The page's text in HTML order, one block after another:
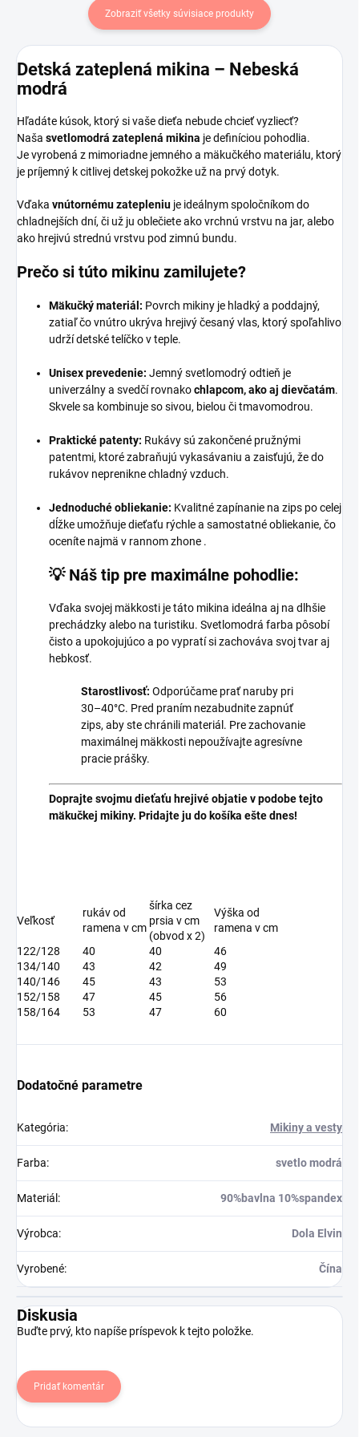
Zobraziť všetky súvisiace produkty
Detská zateplená mikina – Nebeská
modrá
Hľadáte kúsok, ktorý si vaše dieťa nebude chcieť vyzliecť?
Naša svetlomodrá zateplená mikina je definíciou pohodlia.
Je vyrobená z mimoriadne jemného a mäkučkého materiálu, ktorý
je príjemný k citlivej detskej pokožke už na prvý dotyk.
Vďaka vnútornému zatepleniu je ideálnym spoločníkom do
chladnejších dní, či už ju oblečiete ako vrchnú vrstvu na jar, alebo
ako hrejivú strednú vrstvu pod zimnú bundu.
Prečo si túto mikinu zamilujete?
Mäkučký materiál: Povrch mikiny je hladký a poddajný,
zatiaľ čo vnútro ukrýva hrejivý česaný vlas, ktorý spoľahlivo
udrží detské telíčko v teple.
Unisex prevedenie: Jemný svetlomodrý odtieň je
univerzálny a svedčí rovnakochlapcom, ako aj dievčatám.
Skvele sa kombinuje so sivou, bielou či tmavomodrou.
Praktické patenty: Rukávy sú zakončené pružnými
patentmi, ktoré zabraňujú vykasávaniu a zaisťujú, že do
rukávov neprenikne chladný vzduch.
Jednoduché obliekanie: Kvalitné zapínanie na zips po celej
dĺžke umožňuje dieťaťu rýchle a samostatné obliekanie, čo
oceníte najmä v rannom zhone .
💡 Náš tip pre maximálne pohodlie:
Vďaka svojej mäkkosti je táto mikina ideálna aj na dlhšie
prechádzky alebo na turistiku. Svetlomodrá farba pôsobí
čisto a upokojujúco a po vypratí si zachováva svoj tvar aj
hebkosť.
Starostlivosť: Odporúčame prať naruby pri
30–40°C. Pred praním nezabudnite zapnúť
zips, aby ste chránili materiál. Pre zachovanie
maximálnej mäkkosti nepoužívajte agresívne
pracie prášky.
Doprajte svojmu dieťaťu hrejivé objatie v podobe tejto
mäkučkej mikiny. Pridajte ju do košíka ešte dnes!
Veľkosť
rukáv od
ramena v cm
šírka cez
prsia v cm
(obvod x 2)
Výška od
ramena v cm
122/128
40 40
46
134/140
43 42
49
140/146
45 43
53
152/158
47 45
56
158/164
53 47 60
Dodatočné parametre
Kategória: Mikiny a vesty
Farba: svetlo modrá
Materiál : 90%bavlna 10%spandex
Výrobca: Dola Elvin
Vyrobené: Čína
Diskusia
Buďte prvý, kto napíše príspevok k tejto položke.
Pridať komentár